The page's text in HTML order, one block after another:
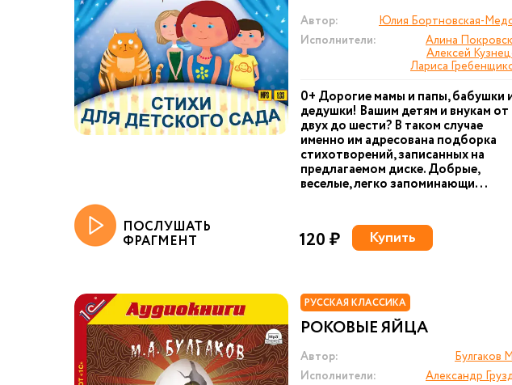
Автор:
Юлия Бортновская-
Исполнители:
Алина
Алексей
Лариса
0+ Дорогие мамы и папы, бабушки
дедушки! Вашим детям и внукам от
двух до шести? В таком случае
именно им адресована подборка
стихотворений, записанных на
предлагаемом диске. Добрые,
веселые, легко запоминающи...
ПОСЛУШАТЬ
ФРАГМЕНТ 120 ₽ Купить
РУССКАЯ КЛАССИКА
РОКОВЫЕ ЯЙЦА
Автор:
Булгаков
Исполнители:
Александр